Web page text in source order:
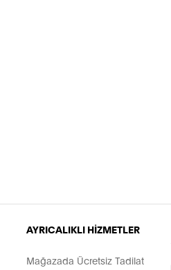
AYRICALIKLI HİZMETLER
Mağazada Ücretsiz Tadilat